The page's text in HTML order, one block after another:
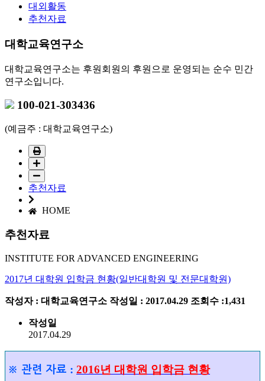
대외활동
추천자료
대학교육연구소
대학교육연구소는 후원회원의 후원으로 운영되는 순수 민간
연구소입니다.
100-021-303436
(예금주 : 대학교육연구소)
추천자료
HOME
추천자료
INSTITUTE FOR ADVANCED ENGINEERING
2017년 대학원 입학금 현황(일반대학원 및 전문대학원)
작성자 : 대학교육연구소 작성일 : 2017.04.29 조회수 :1,431
작성일
2017.04.29
※ 관련 자료 : 2016년 대학원 입학금 현황